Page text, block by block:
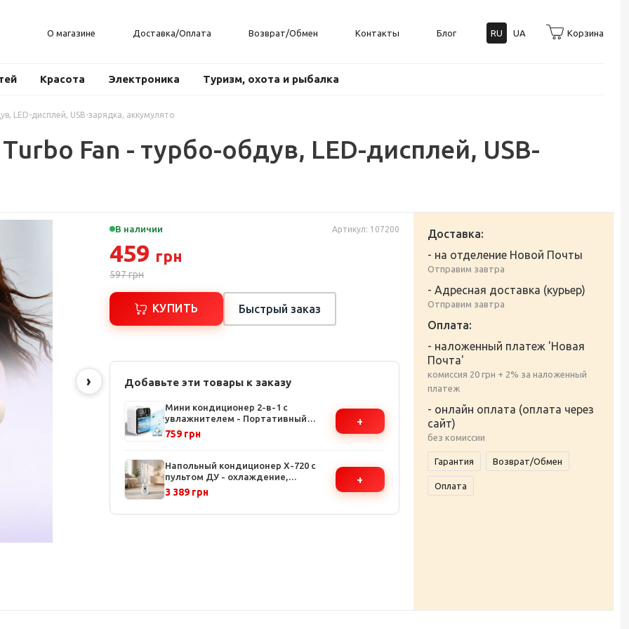
О магазине Доставка/Оплата Возврат/Обмен Контакты Блог RU UA Корзина
Красота Электроника Туризм, охота и рыбалка
LED-дисплей, USB-зарядка, аккумулято
Fan - турбо-обдув, LED-дисплей, USB-
›
В наличии Артикул: 107200
459 грн
597грн
КУПИТЬ Быстрый заказ
Добавьте эти товары к заказу
Мини кондиционер 2-в-1 с
увлажнителем - Портативный
воздухоохладитель, 2 скорости,
аккумулятор 3000 мАч, сенсорное
759 грн
+
Напольный кондиционер X-720 с
пультом ДУ - охлаждение,
вентиляция, осушение, 2 режима
работы
3 389 грн
+
Доставка:
- на отделение Новой Почты
Отправим завтра
- Адресная доставка (курьер)
Отправим завтра
Оплата:
- наложенный платеж 'Новая
Почта'
комиссия 20 грн + 2% за наложенный
платеж
- онлайн оплата (оплата через
сайт)
без комиссии
Гарантия Возврат/Обмен
Оплата